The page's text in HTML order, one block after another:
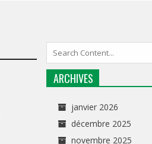
ARCHIVES
janvier 2026
décembre 2025
novembre 2025